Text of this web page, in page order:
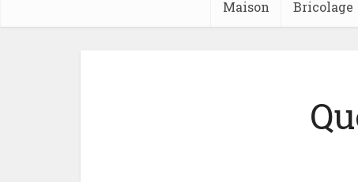
Maison Bricolage